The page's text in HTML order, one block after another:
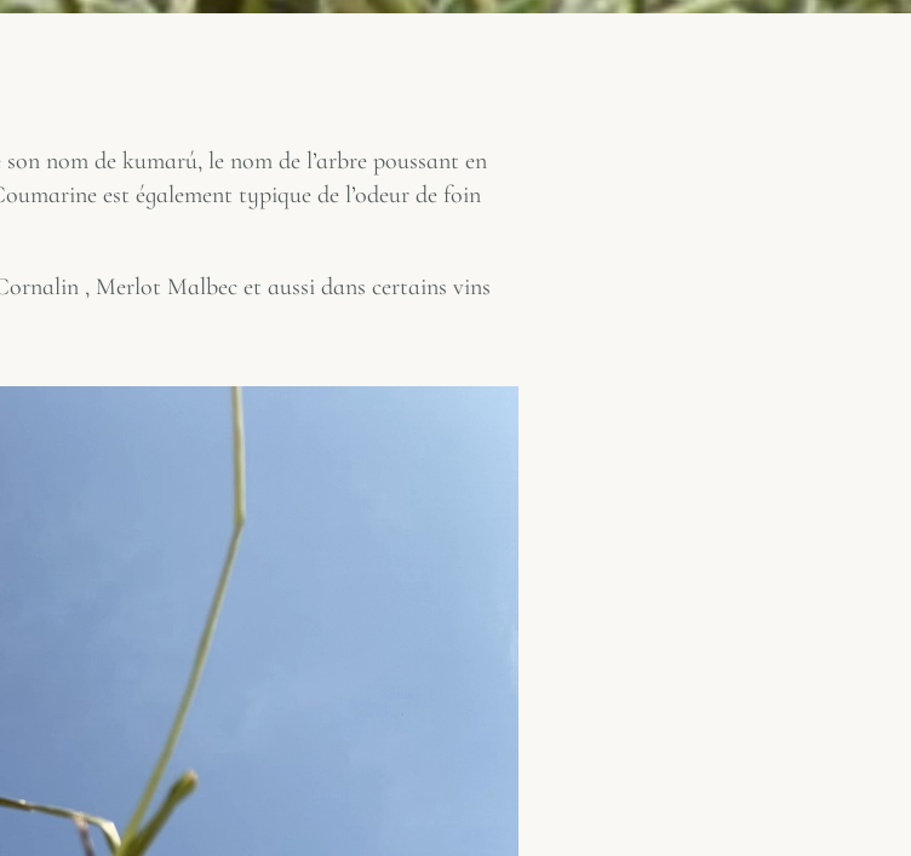
nom de kumarú, le nom de l’arbre poussant en
est également typique de l’odeur de foin
, Merlot Malbec et aussi dans certains vins